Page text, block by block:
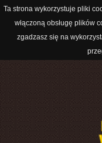
Ta strona wykorzystuje pliki
włączoną obsługę plików
zgadzasz się na